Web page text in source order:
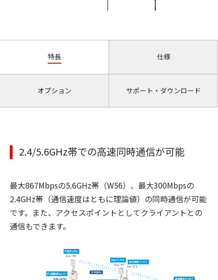
特長 仕様
オプション サポート・ダウンロード
2.4/5.6GHz帯での高速同時通信が可能
最大867Mbpsの5.6GHz帯（W56）、最大300Mbpsの
2.4GHz帯（通信速度はともに理論値）の同時通信が可能
です。また、アクセスポイントとしてクライアントとの
通信もできます。